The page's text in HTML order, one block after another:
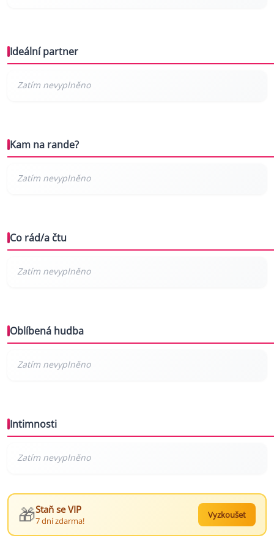
Ideální partner
Kam na rande?
Co rád/a čtu
Oblíbená hudba
Intimnosti
🎁Staň se VIP
7 dní zdarma!
Vyzkoušet